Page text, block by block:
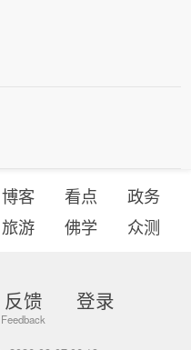
博客 看点
政务
旅游 佛学 众测
反馈 登录